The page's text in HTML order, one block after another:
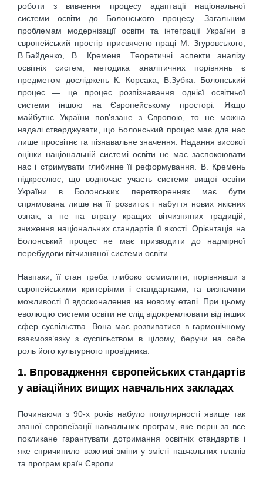
роботи з вивчення процесу адаптації національної
системи освіти до Болонського процесу. Загальним
проблемам модернізації освіти та інтеграції України в
європейський простір присвячено праці М. Згуровського,
В.Байденко, В. Кременя. Теоретичні аспекти аналізу
освітніх систем, методика аналітичних порівнянь є
предметом досліджень К. Корсака, В.Зубка. Болонський
процес — це процес розпізнавання однієї освітньої
системи іншою на Європейському просторі. Якщо
майбутнє України пов’язане з Європою, то не можна
надалі стверджувати, що Болонський процес має для нас
лише просвітнє та пізнавальне значення. Надання високої
оцінки національній системі освіти не має заспокоювати
нас і стримувати глибинне її реформування. В. Кремень
підкреслює, що водночас участь системи вищої освіти
України в Болонських перетвореннях має бути
спрямована лише на її розвиток і набуття нових якісних
ознак, а не на втрату кращих вітчизняних традицій,
зниження національних стандартів її якості. Орієнтація на
Болонський процес не має призводити до надмірної
перебудови вітчизняної системи освіти.
Навпаки, її стан треба глибоко осмислити, порівнявши з
європейськими критеріями і стандартами, та визначити
можливості її вдосконалення на новому етапі. При цьому
еволюцію системи освіти не слід відокремлювати від інших
сфер суспільства. Вона має розвиватися в гармонічному
взаємозв’язку з суспільством в цілому, беручи на себе
роль його культурного провідника.
1. Впровадження європейських стандартів
у авіаційних вищих навчальних закладах
Починаючи з 90-х років набуло популярності явище так
званої європеїзації навчальних про­грам, яке перш за все
покликане гарантувати дотримання освітніх стандартів і
яке спричинило важливі зміни у змісті навчальних планів
та програм країн Європи.